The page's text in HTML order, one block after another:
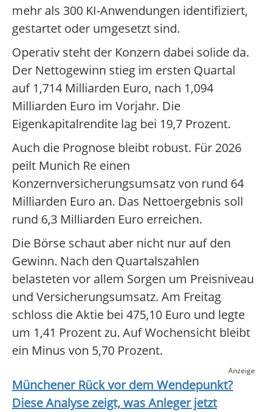
mehr als 300 KI-Anwendungen identifiziert,
gestartet oder umgesetzt sind.
Operativ steht der Konzern dabei solide da.
Der Nettogewinn stieg im ersten Quartal
auf 1,714 Milliarden Euro, nach 1,094
Milliarden Euro im Vorjahr. Die
Eigenkapitalrendite lag bei 19,7 Prozent.
Auch die Prognose bleibt robust. Für 2026
peilt Munich Re einen
Konzernversicherungsumsatz von rund 64
Milliarden Euro an. Das Nettoergebnis soll
rund 6,3 Milliarden Euro erreichen.
Die Börse schaut aber nicht nur auf den
Gewinn. Nach den Quartalszahlen
belasteten vor allem Sorgen um Preisniveau
und Versicherungsumsatz. Am Freitag
schloss die Aktie bei 475,10 Euro und legte
um 1,41 Prozent zu. Auf Wochensicht bleibt
ein Minus von 5,70 Prozent.
Anzeige
Münchener Rückvor dem Wendepunkt?
Diese Analyse zeigt, was Anleger jetzt